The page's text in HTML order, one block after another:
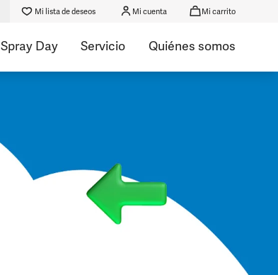
Mi lista de deseos Mi cuenta Mi carrito
Spray Day Servicio Quiénes somos